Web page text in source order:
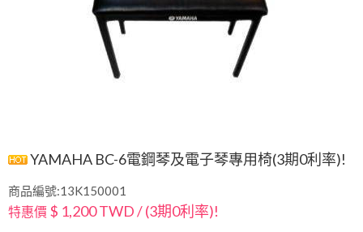
YAMAHA BC-6電鋼琴及電子琴專用椅(3期0利率)!
商品編號:13K150001
特惠價 $ 1,200 TWD / (3期0利率)!